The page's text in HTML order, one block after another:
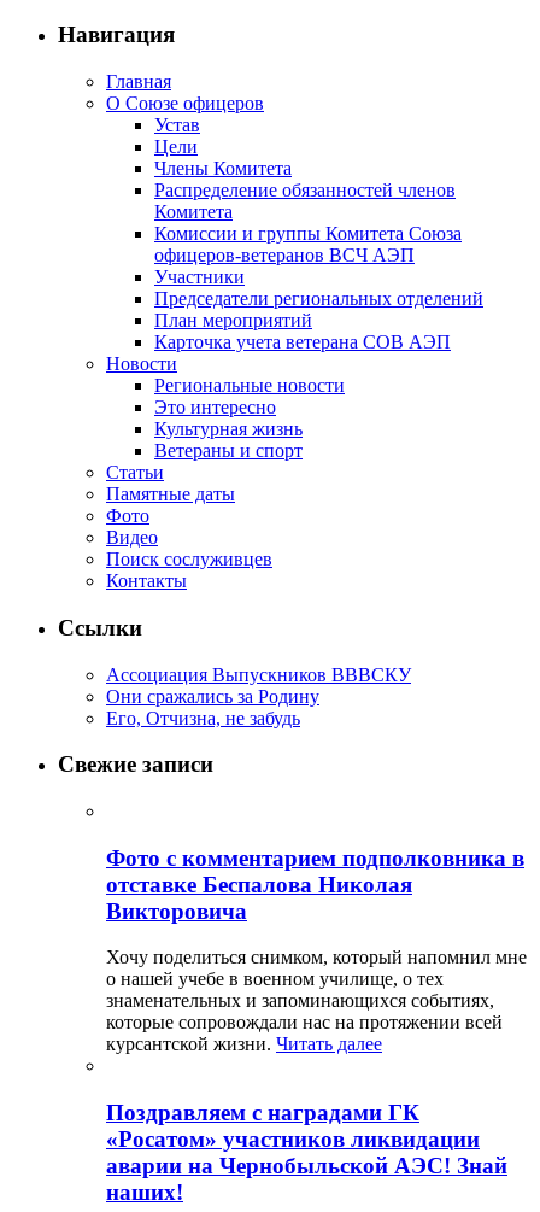
Навигация
Главная
О Союзе офицеров
Устав
Цели
Члены Комитета
Распределение обязанностей членов
Комитета
Комиссии и группы Комитета Союза
офицеров-ветеранов ВСЧ АЭП
Участники
Председатели региональных отделений
План мероприятий
Карточка учета ветерана CОВ АЭП
Новости
Региональные новости
Это интересно
Культурная жизнь
Ветераны и спорт
Статьи
Памятные даты
Фото
Видео
Поиск сослуживцев
Контакты
Ссылки
Ассоциация Выпускников ВВВСКУ
Они сражались за Родину
Его, Отчизна, не забудь
Свежие записи
Фото с комментарием подполковника в
отставке Беспалова Николая
Викторовича
Хочу поделиться снимком, который напомнил мне
о нашей учебе в военном училище, о тех
знаменательных и запоминающихся событиях,
которые сопровождали нас на протяжении всей
курсантской жизни. Читать далее
Поздравляем с наградами ГК
«Росатом» участников ликвидации
аварии на Чернобыльской АЭС! Знай
наших!